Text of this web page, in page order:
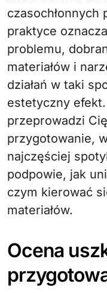
czasochłonnych
praktyce
problemu,
materiałów i
działań w taki
estetyczny
przeprowadzi
przygotowanie,
najczęściej
podpowie, jak
czym kierować
materiałów.
Ocena